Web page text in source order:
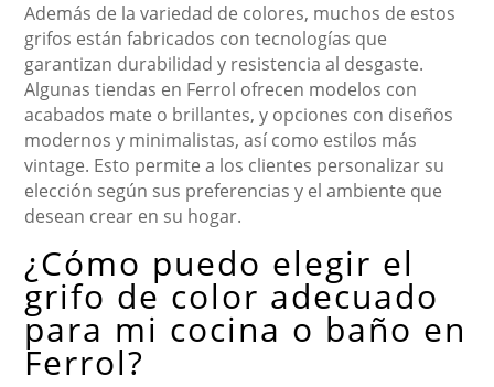
Además de la variedad de colores, muchos de estos
grifos están fabricados con tecnologías que
garantizan durabilidad y resistencia al desgaste.
Algunas tiendas en Ferrol ofrecen modelos con
acabados mate o brillantes, y opciones con diseños
modernos y minimalistas, así como estilos más
vintage. Esto permite a los clientes personalizar su
elección según sus preferencias y el ambiente que
desean crear en su hogar.
¿Cómo puedo elegir el
grifo de color adecuado
para mi cocina o baño en
Ferrol?